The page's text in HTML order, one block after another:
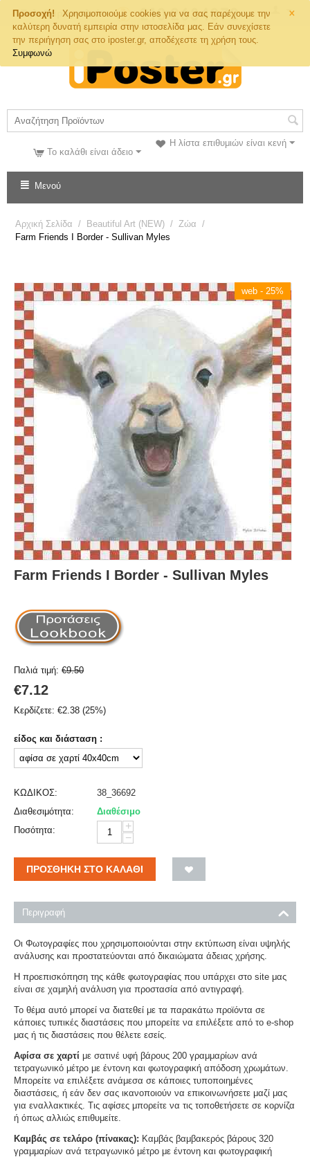
×
Προσοχή!
Χρησιμοποιούμε cookies για να σας παρέχουμε την
καλύτερη δυνατή εμπειρία στην ιστοσελίδα μας. Εάν συνεχίσετε
την περιήγηση σας στο iposter.gr, αποδέχεστε τη χρήση τους.
Συμφωνώ
Τηλ. Παραγγελιών
Η λίστα επιθυμιών είναι κενή
Το καλάθι είναι άδειο
Μενού
Αρχική Σελίδα / Beautiful Art (NEW) / Ζώα /
Farm Friends I Border - Sullivan Myles
web - 25%
Farm Friends I Border - Sullivan Myles
Παλιά τιμή: €9.50
€7.12
Κερδίζετε: €2.38 (25%)
είδος και διάσταση :
ΚΩΔΙΚΟΣ:
38_36692
Διαθεσιμότητα:
Διαθέσιμο
Ποσότητα:
+
−
ΠΡΟΣΘΉΚΗ ΣΤΟ ΚΑΛΆΘΙ
Περιγραφή
Οι Φωτογραφίες που χρησιμοποιούνται στην εκτύπωση είναι υψηλής
ανάλυσης και προστατεύονται από δικαιώματα άδειας χρήσης.
Η προεπισκόπηση της κάθε φωτογραφίας που υπάρχει στο site μας
είναι σε χαμηλή ανάλυση για προστασία από αντιγραφή.
Το θέμα αυτό μπορεί να διατεθεί με τα παρακάτω προϊόντα σε
κάποιες τυπικές διαστάσεις που μπορείτε να επιλέξετε από το e-shop
μας ή τις διαστάσεις που θέλετε εσείς.
Αφίσα σε χαρτί με σατινέ υφή βάρους 200 γραμμαρίων ανά
τετραγωνικό μέτρο με έντονη και φωτογραφική απόδοση χρωμάτων.
Μπορείτε να επιλέξετε ανάμεσα σε κάποιες τυποποιημένες
διαστάσεις, ή εάν δεν σας ικανοποιούν να επικοινωνήσετε μαζί μας
για εναλλακτικές. Τις αφίσες μπορείτε να τις τοποθετήσετε σε κορνίζα
ή όπως αλλιώς επιθυμείτε.
Καμβάς σε τελάρο (πίνακας): Καμβάς βαμβακερός βάρους 320
γραμμαρίων ανά τετραγωνικό μέτρο με έντονη και φωτογραφική